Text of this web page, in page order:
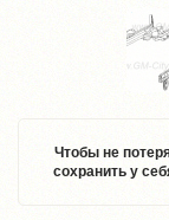
Чтобы не
сохранить у